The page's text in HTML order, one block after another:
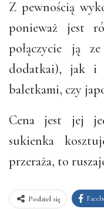
Z pewnością
ponieważ jest
połączycie ją
dodatkai), jak i
baletkami, czy
Cena jest jej
sukienka
przeraża, to
Podziel się